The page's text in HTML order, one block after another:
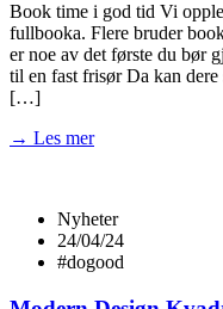
Book time i god tid Vi
fullbooka. Flere bruder
er noe av det første du bør
til en fast frisør Da kan
[…]
→ Les mer
Nyheter
24/04/24
#dogood